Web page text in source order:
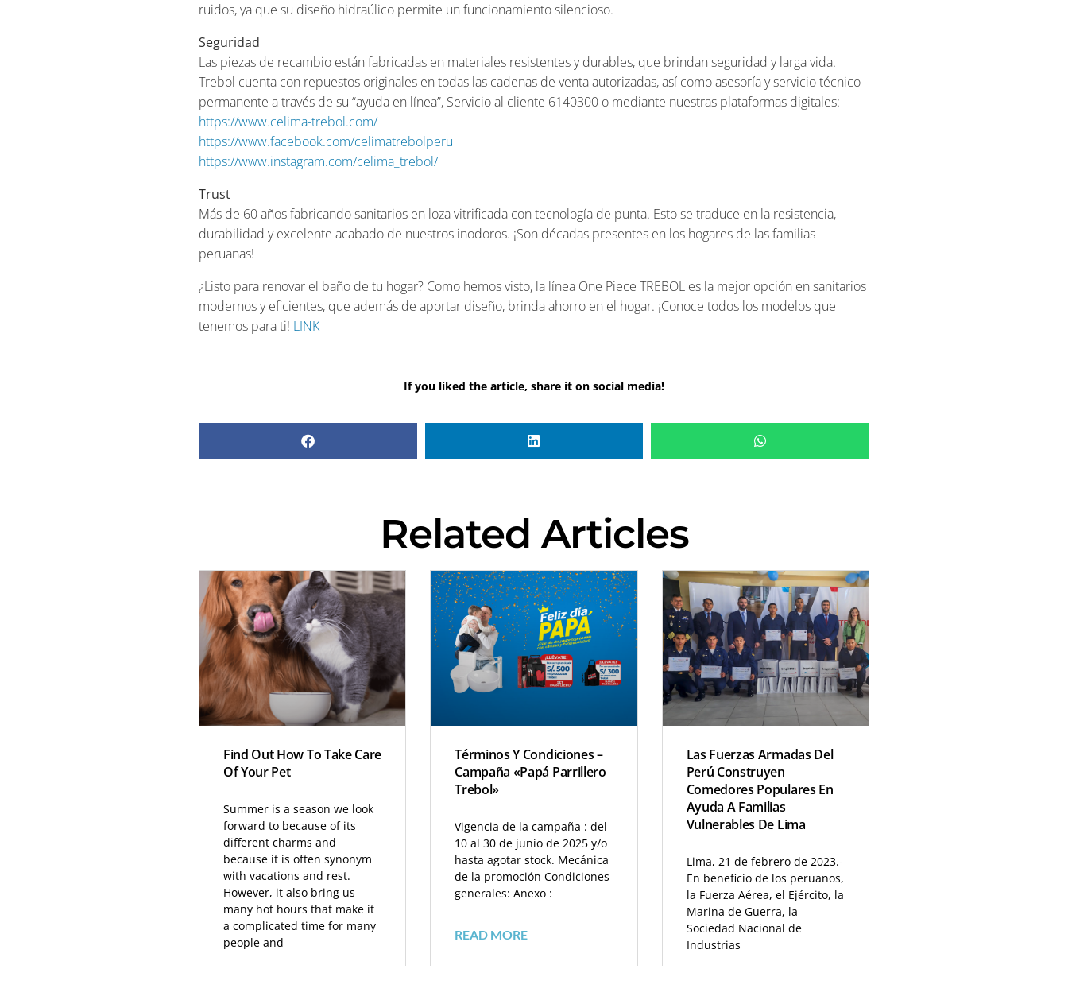
ruidos, ya que su diseño hidraúlico permite un funcionamiento silencioso.
Seguridad
Las piezas de recambio están fabricadas en materiales resistentes y durables, que brindan seguridad y larga vida.
Trebol cuenta con repuestos originales en todas las cadenas de venta autorizadas, así como asesoría y servicio técnico
permanente a través de su “ayuda en línea”, Servicio al cliente 6140300 o mediante nuestras plataformas digitales:
https://www.celima-trebol.com/
https://www.facebook.com/celimatrebolperu
https://www.instagram.com/celima_trebol/
Trust
Más de 60 años fabricando sanitarios en loza vitrificada con tecnología de punta. Esto se traduce en la resistencia,
durabilidad y excelente acabado de nuestros inodoros. ¡Son décadas presentes en los hogares de las familias
peruanas!
¿Listo para renovar el baño de tu hogar? Como hemos visto, la línea One Piece TREBOL es la mejor opción en sanitarios
modernos y eficientes, que además de aportar diseño, brinda ahorro en el hogar. ¡Conoce todos los modelos que
tenemos para ti! LINK
If you liked the article, share it on social media!
Related Articles
Find Out How To Take Care
Of Your Pet
Summer is a season we look
forward to because of its
different charms and
because it is often synonym
with vacations and rest.
However, it also bring us
many hot hours that make it
a complicated time for many
people and
Términos Y Condiciones –
Campaña «Papá Parrillero
Trebol»
Vigencia de la campaña : del
10 al 30 de junio de 2025 y/o
hasta agotar stock. Mecánica
de la promoción Condiciones
generales: Anexo :
READ MORE
Las Fuerzas Armadas Del
Perú Construyen
Comedores Populares En
Ayuda A Familias
Vulnerables De Lima
Lima, 21 de febrero de 2023.-
En beneficio de los peruanos,
la Fuerza Aérea, el Ejército, la
Marina de Guerra, la
Sociedad Nacional de
Industrias